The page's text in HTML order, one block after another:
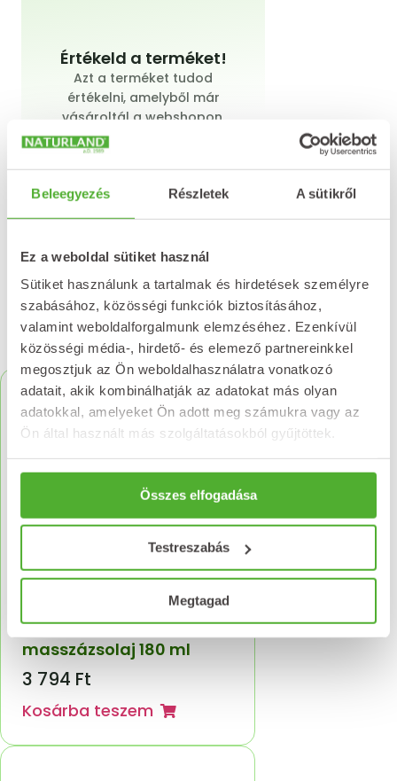
Beleegyezés Részletek A sütikről
Ez a weboldal sütiket használ
Sütiket használunk a tartalmak és hirdetések személyre
szabásához, közösségi funkciók biztosításához,
valamint weboldalforgalmunk elemzéséhez. Ezenkívül
közösségi média-, hirdető- és elemező partnereinkkel
megosztjuk az Ön weboldalhasználatra vonatkozó
adatait, akik kombinálhatják az adatokat más olyan
adatokkal, amelyeket Ön adott meg számukra vagy az
Ön által használt más szolgáltatásokból gyűjtöttek.
Összes elfogadása
Testreszabás
Megtagad
Értékeld a terméket!
Azt a terméket tudod
értékelni, amelyből már
vásároltál a webshopon.
Értékelést írok
Kapcsolódó termékek
NATURLAND Inno Rheuma
masszázsolaj 180 ml
3 794 Ft
Kosárba teszem